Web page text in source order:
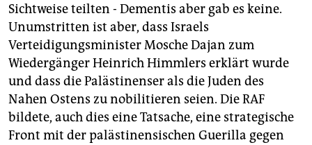
Sichtweise teilten - Dementis aber gab es keine.
Unumstritten ist aber, dass Israels
Verteidigungsminister Mosche Dajan zum
Wiedergänger Heinrich Himmlers erklärt wurde
und dass die Palästinenser als die Juden des
Nahen Ostens zu nobilitieren seien. Die RAF
bildete, auch dies eine Tatsache, eine strategische
Front mit der palästinensischen Guerilla gegen